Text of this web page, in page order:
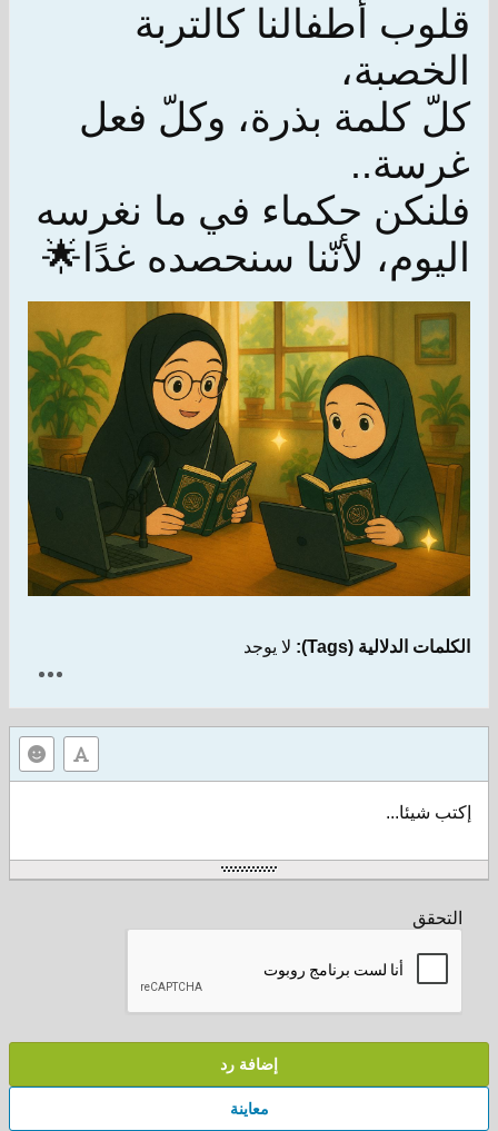
قلوب أطفالنا كالتربة
الخصبة،
كلّ كلمة بذرة، وكلّ فعل
غرسة..
فلنكن حكماء في ما نغرسه
اليوم، لأنّنا سنحصده غدًا🌟
الكلمات الدلالية (Tags): لا يوجد
إكتب شيئا...
التحقق
إضافة رد
معاينة